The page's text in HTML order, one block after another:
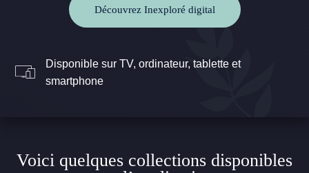
Découvrez Inexploré digital
Disponible sur TV, ordinateur, tablette et
smartphone
Voici quelques collections disponibles